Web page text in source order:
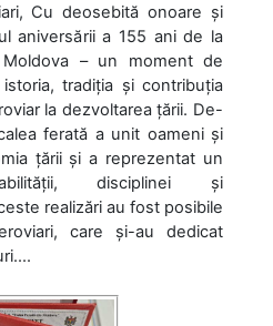
Cu deosebită onoare și
aniversării a 155 ani de la
– un moment de
tradiția și contribuția
la dezvoltarea țării. De-
ferată a unit oameni și
țării și a reprezentat un
disciplinei și
realizări au fost posibile
care și-au dedicat